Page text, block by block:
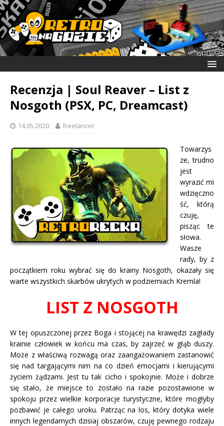
Recenzja | Soul Reaver – List z
Nosgoth (PSX, PC, Dreamcast)
14.05.2020 freelancer
Towarzys
ze, trudno
jest
wyrazić mi
wdzięczno
ść, którą
czuję,
pisząc te
słowa.
Wasze
rady, by z
początkiem roku wybrać się do krainy Nosgoth, okazały się
warte wszystkich skarbów ukrytych w podziemiach Kremla!
LIST Z NOSGOTH
W tej opuszczonej przez Boga i stojącej na krawędzi zagłady
krainie człowiek w końcu ma czas, by zajrzeć w głąb duszy.
Może z właściwą rozwagą oraz zaangażowaniem zastanowić
się nad targającymi nim na co dzień emocjami i kierującymi
życiem żądzami. Jest tu tak cicho i spokojnie. Może i dobrze
się stało, że miejsce to zostało na razie pozostawione w
spokoju przez wielkie korporacje turystyczne, które mogłyby
pozbawić je całego uroku. Patrząc na los, który dotyka wiele
innych legendarnych dzisiaj obszarów, czuję pewnego rodzaju